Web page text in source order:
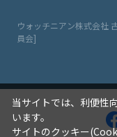
ウォッチニアン株式会社
員会]
当サイトでは、利便性
います。
サイトのクッキー